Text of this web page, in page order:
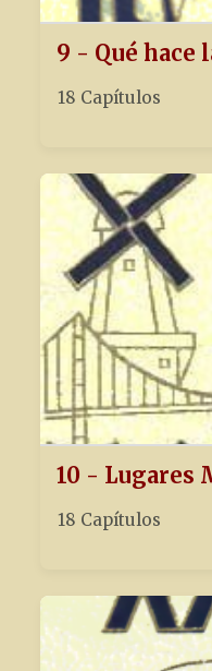
9 - Qué hace
18 Capítulos
10 - Lugares
18 Capítulos